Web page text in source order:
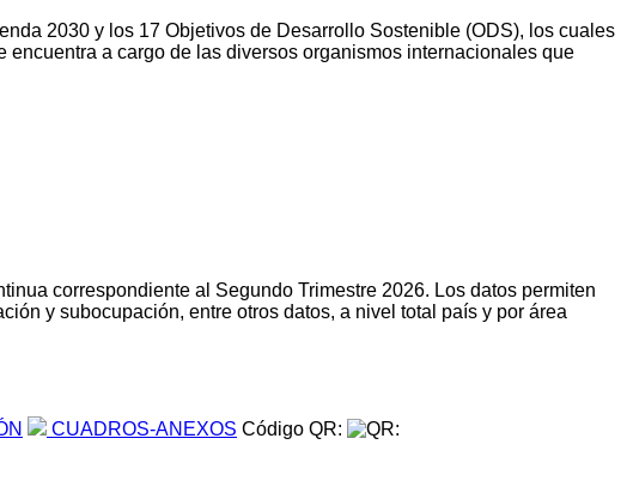
2030 y los 17 Objetivos de Desarrollo Sostenible (ODS), los cuales
a cargo de las diversos organismos internacionales que
correspondiente al Segundo Trimestre 2026. Los datos permiten
y subocupación, entre otros datos, a nivel total país y por área
CUADROS-ANEXOS Código QR: